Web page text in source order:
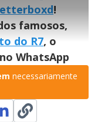
s e
e
n
!
famosos,
do R7, o
WhatsApp
necessariamente